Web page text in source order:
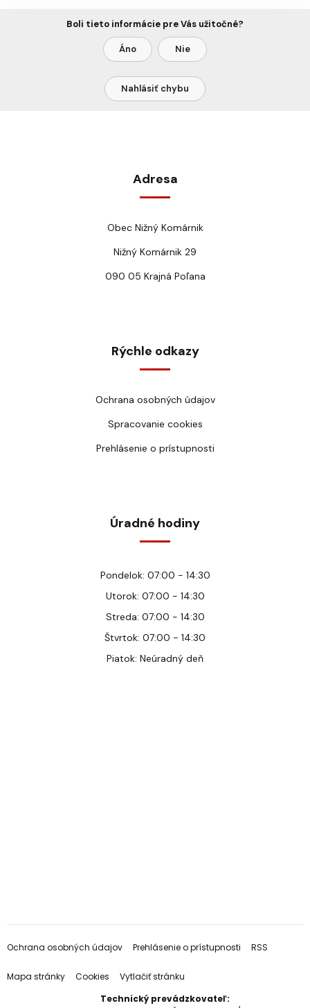
Boli tieto informácie pre Vás užitočné?
Áno Nie
Nahlásiť chybu
Adresa
Obec Nižný Komárnik
Nižný Komárnik 29
090 05 Krajná Poľana
Rýchle odkazy
Ochrana osobných údajov
Spracovanie cookies
Prehlásenie o prístupnosti
Úradné hodiny
Pondelok: 07:00 - 14:30
Utorok: 07:00 - 14:30
Streda: 07:00 - 14:30
Štvrtok: 07:00 - 14:30
Piatok: Neúradný deň
Ochrana osobných údajov Prehlásenie o prístupnosti RSS
Mapa stránky Cookies
Vytlačiť stránku
Technický prevádzkovateľ: